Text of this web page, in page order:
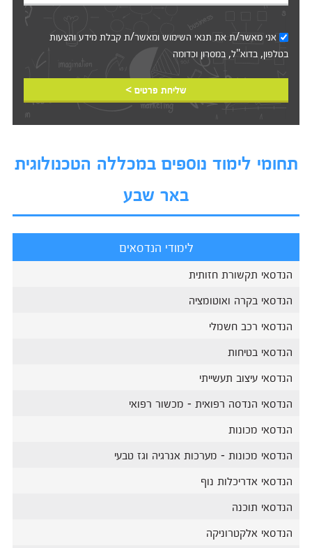
אני מאשר/ת את תנאי השימושומאשר/ת קבלת מידע והצעות
בטלפון, בדוא"ל, במסרון וכדומה‎‎
שליחת פרטים >
תחומי לימוד נוספים במכללה הטכנולוגית
באר שבע
לימודי הנדסאים
הנדסאי תקשורת חזותית
הנדסאי בקרה ואוטומציה
הנדסאי רכב חשמלי
הנדסאי בטיחות
הנדסאי עיצוב תעשייתי
הנדסאי הנדסה רפואית - מכשור רפואי
הנדסאי מכונות
הנדסאי מכונות - מערכות אנרגיה וגז טבעי
הנדסאי אדריכלות נוף
הנדסאי תוכנה
הנדסאי אלקטרוניקה